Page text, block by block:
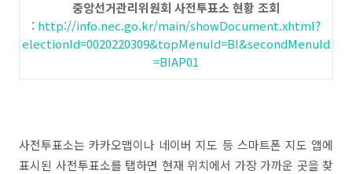
중앙선거관리위원회 사전투표소 현황 조회
: http://info.nec.go.kr/main/showDocument.xhtml?
electionId=0020220309&topMenuId=BI&secondMenuId
=BIAP01
사전투표소는 카카오맵이나 네이버 지도 등 스마트폰 지도 앱에
표시된 사전투표소를 탭하면 현재 위치에서 가장 가까운 곳을 찾